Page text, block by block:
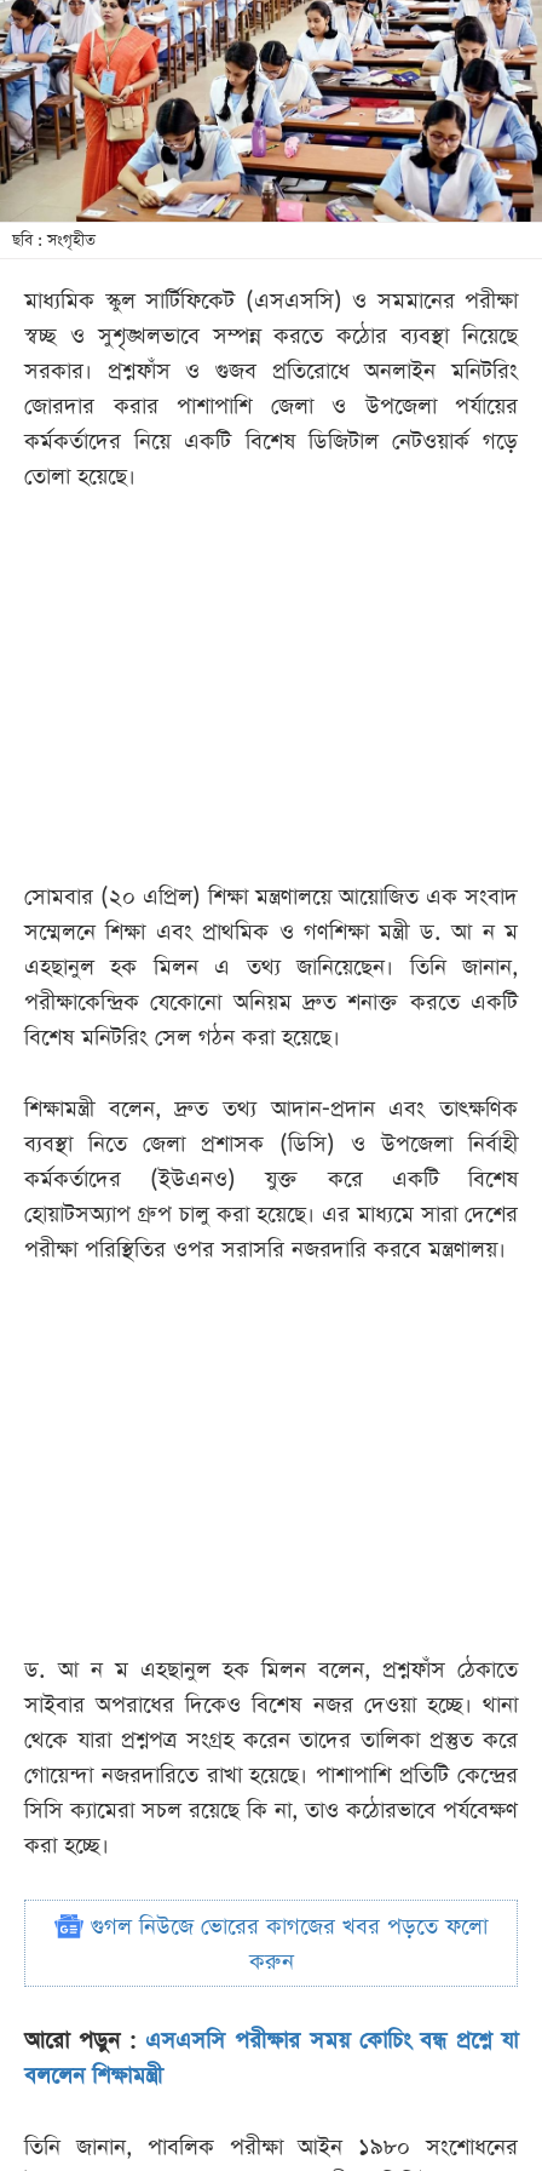
খেলা
বিনোদন
লাইফ
স্টাইল
তথ্যপ্রযুক্তি
বিভাগ
ছবি
ভিডিও
ছবি : সংগৃহীত
মাধ্যমিক স্কুল সার্টিফিকেট (এসএসসি) ও সমমানের পরীক্ষা
স্বচ্ছ ও সুশৃঙ্খলভাবে সম্পন্ন করতে কঠোর ব্যবস্থা নিয়েছে
সরকার। প্রশ্নফাঁস ও গুজব প্রতিরোধে অনলাইন মনিটরিং
জোরদার করার পাশাপাশি জেলা ও উপজেলা পর্যায়ের
কর্মকর্তাদের নিয়ে একটি বিশেষ ডিজিটাল নেটওয়ার্ক গড়ে
তোলা হয়েছে।
সোমবার (২০ এপ্রিল) শিক্ষা মন্ত্রণালয়ে আয়োজিত এক সংবাদ
সম্মেলনে শিক্ষা এবং প্রাথমিক ও গণশিক্ষা মন্ত্রী ড. আ ন ম
এহছানুল হক মিলন এ তথ্য জানিয়েছেন। তিনি জানান,
পরীক্ষাকেন্দ্রিক যেকোনো অনিয়ম দ্রুত শনাক্ত করতে একটি
বিশেষ মনিটরিং সেল গঠন করা হয়েছে।
শিক্ষামন্ত্রী বলেন, দ্রুত তথ্য আদান-প্রদান এবং তাৎক্ষণিক
ব্যবস্থা নিতে জেলা প্রশাসক (ডিসি) ও উপজেলা নির্বাহী
কর্মকর্তাদের (ইউএনও) যুক্ত করে একটি বিশেষ
হোয়াটসঅ্যাপ গ্রুপ চালু করা হয়েছে। এর মাধ্যমে সারা দেশের
পরীক্ষা পরিস্থিতির ওপর সরাসরি নজরদারি করবে মন্ত্রণালয়।
ড. আ ন ম এহছানুল হক মিলন বলেন, প্রশ্নফাঁস ঠেকাতে
সাইবার অপরাধের দিকেও বিশেষ নজর দেওয়া হচ্ছে। থানা
থেকে যারা প্রশ্নপত্র সংগ্রহ করেন তাদের তালিকা প্রস্তুত করে
গোয়েন্দা নজরদারিতে রাখা হয়েছে। পাশাপাশি প্রতিটি কেন্দ্রের
সিসি ক্যামেরা সচল রয়েছে কি না, তাও কঠোরভাবে পর্যবেক্ষণ
করা হচ্ছে।
গুগল নিউজে ভোরের কাগজের খবর পড়তে ফলো
করুন
আরো পড়ুন : এসএসসি পরীক্ষার সময় কোচিং বন্ধ প্রশ্নে যা
বললেন শিক্ষামন্ত্রী
তিনি জানান, পাবলিক পরীক্ষা আইন ১৯৮০ সংশোধনের